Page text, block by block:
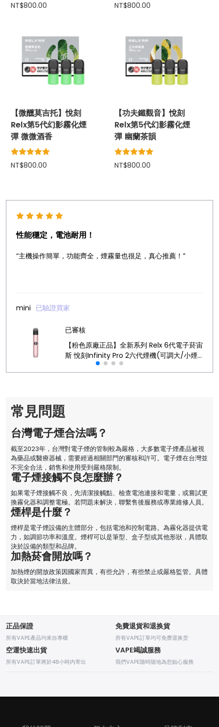
NT$800.00 NT$800.00
【微醺莫吉托】悅刻
Relx第5代幻影霧化煙
彈 微微酒香
NT$800.00
【功夫鐵觀音】悅刻
Relx第5代幻影霧化煙
彈 幽蘭茶韻
NT$800.00
性能穩定，電池耐用！
“主機操作簡單，功能齊全，煙霧量也很足，真心推薦！”
mini 已驗證買家
已審核
【粉色原廠正品】全新系列 Relx 6代電子菸宙
斯 悅刻Infinity Pro 2六代煙機(可調大/小煙
量) 支持Relx 4/5代煙彈通用 (下訂秒發貨)
常見問題
台灣電子煙合法嗎？
截至2023年，台灣對電子煙的管制較為嚴格，大多數電子煙產品被視
為藥品或醫療器械，需要經過相關部門的審核和許可。電子煙在台灣並
不完全合法，銷售和使用受到嚴格限制。
電子煙接觸不良怎麼辦？
如果電子煙接觸不良，先清潔接觸點、檢查電池連接和電量，或嘗試更
換霧化器和調整電極。若問題未解決，聯繫售後服務或專業維修人員。
煙桿是什麼？
煙桿是電子煙設備的主體部分，包括電池和控制電路。為霧化器提供電
力，如調節功率和溫度。煙桿可以是筆型、盒子型或其他形狀，具體取
決於設備的類型和品牌。
加熱菸會開放嗎？
加熱煙的開放政策因國家而異，有些允許，有些禁止或嚴格監管。具體
取決於當地法律法規。
正品保證
所有VAPE產品均來自專櫃
免費退貨和退换貨
所有VAPE訂單均可免费退换货
空運快速出貨
所有VAPE訂單將於48小時内寄出
VAPE竭誠服務
我們VAPE随時随地為您贴心服務